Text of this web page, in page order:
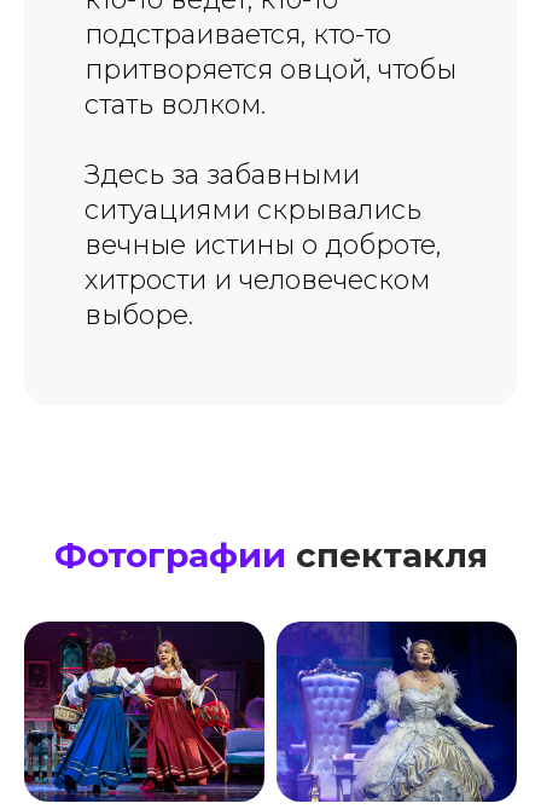
подстраивается, кто-то
притворяется овцой, чтобы
стать волком.
Здесь за забавными
ситуациями скрывались
вечные истины о доброте,
хитрости и человеческом
выборе.
Фотографии спектакля